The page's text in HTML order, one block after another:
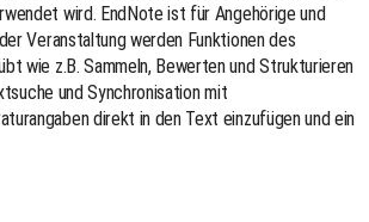
wird. EndNote ist für Angehörige und
Veranstaltung werden Funktionen des
wie z.B. Sammeln, Bewerten und Strukturieren
und Synchronisation mit
direkt in den Text einzufügen und ein